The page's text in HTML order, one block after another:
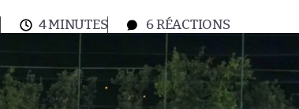
4 MINUTES 6RÉACTIONS